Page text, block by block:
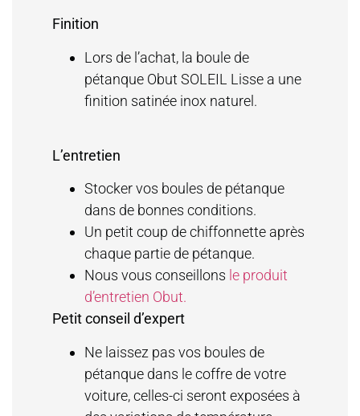
Finition
Lors de l’achat, la boule de
pétanque Obut SOLEIL Lisse a une
finition satinée inox naturel.
L’entretien
Stocker vos boules de pétanque
dans de bonnes conditions.
Un petit coup de chiffonnette après
chaque partie de pétanque.
Nous vous conseillons le produit
d’entretien Obut.
Petit conseil d’expert
Ne laissez pas vos boules de
pétanque dans le coffre de votre
voiture, celles-ci seront exposées à